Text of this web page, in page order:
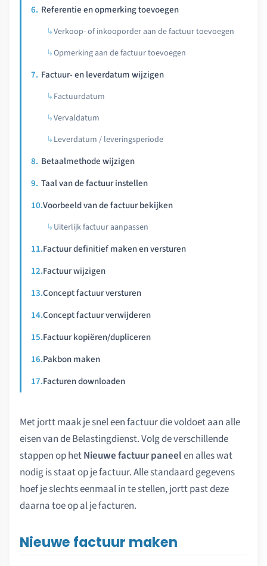
Referentie en opmerking toevoegen
Verkoop- of inkooporder aan de factuur toevoegen
Opmerking aan de factuur toevoegen
Factuur- en leverdatum wijzigen
Factuurdatum
Vervaldatum
Leverdatum / leveringsperiode
Betaalmethode wijzigen
Taal van de factuur instellen
Voorbeeld van de factuur bekijken
Uiterlijk factuur aanpassen
Factuur definitief maken en versturen
Factuur wijzigen
Concept factuur versturen
Concept factuur verwijderen
Factuur kopiëren/dupliceren
Pakbon maken
Facturen downloaden
Met jortt maak je snel een factuur die voldoet aan alle
eisen van de Belastingdienst. Volg de verschillende
stappen op hetNieuwe factuur paneelen alles wat
nodig is staat op je factuur. Alle standaard gegevens
hoef je slechts eenmaal in te stellen, jortt past deze
daarna toe op al je facturen.
Nieuwe factuur maken